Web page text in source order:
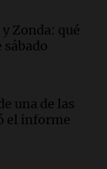
sólidos
Vega, tras
esa casa
Zonda: qué
sábado
una de las
el informe